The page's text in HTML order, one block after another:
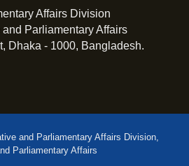
Affairs Division
Parliamentary Affairs
Dhaka - 1000, Bangladesh.
and Parliamentary Affairs Division,
Parliamentary Affairs